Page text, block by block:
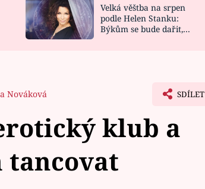
NOVINKY
VIDEORECEPTY
Velká věštba na srpen
podle Helen Stanku:
Býkům se bude dařit,
Nováková SDÍLET
klub a
tancovat